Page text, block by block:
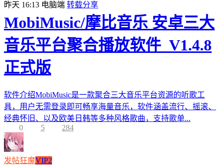
昨天 16:13 电脑端 转载分享
MobiMusic/摩比音乐 安卓三大
音乐平台聚合播放软件_V1.4.8
正式版
软件介绍MobiMusic是一款聚合三大音乐平台资源的听歌工
具，用户无需登录即可畅享海量音乐，软件涵盖流行、摇滚、
经典怀旧、以及欧美日韩等多种风格歌曲，支持歌单...
0
5 284
发帖狂魔VIP2